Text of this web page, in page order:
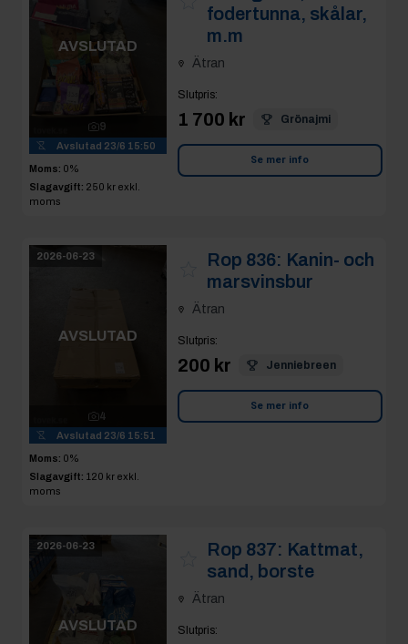
AVSLUTAD
9
Avslutad 23/6 15:50
Moms: 0%
Slagavgift: 250 kr exkl.
moms
fodertunna, skålar,
m.m
Ätran
Slutpris:
1 700 kr Grönajmi
Se mer info
2026-06-23
AVSLUTAD
4
Avslutad 23/6 15:51
Moms: 0%
Slagavgift: 120 kr exkl.
moms
Rop 836: Kanin- och
marsvinsbur
Ätran
Slutpris:
200 kr Jenniebreen
Se mer info
2026-06-23
AVSLUTAD
Rop 837: Kattmat,
sand, borste
Ätran
Slutpris: